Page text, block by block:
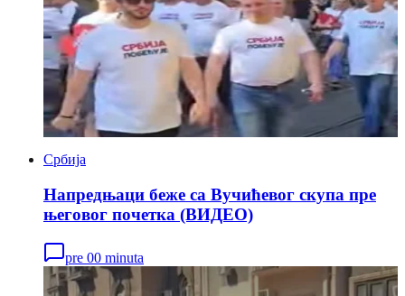
Србија
Напредњаци беже са Вучићевог скупа пре
његовог почетка (ВИДЕО)
pre 00 minuta